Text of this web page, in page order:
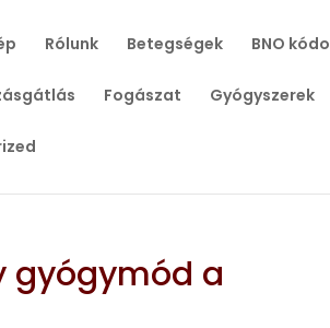
Rólunk Betegségek BNO
Fogászat Gyógyszerek
gyógymód a